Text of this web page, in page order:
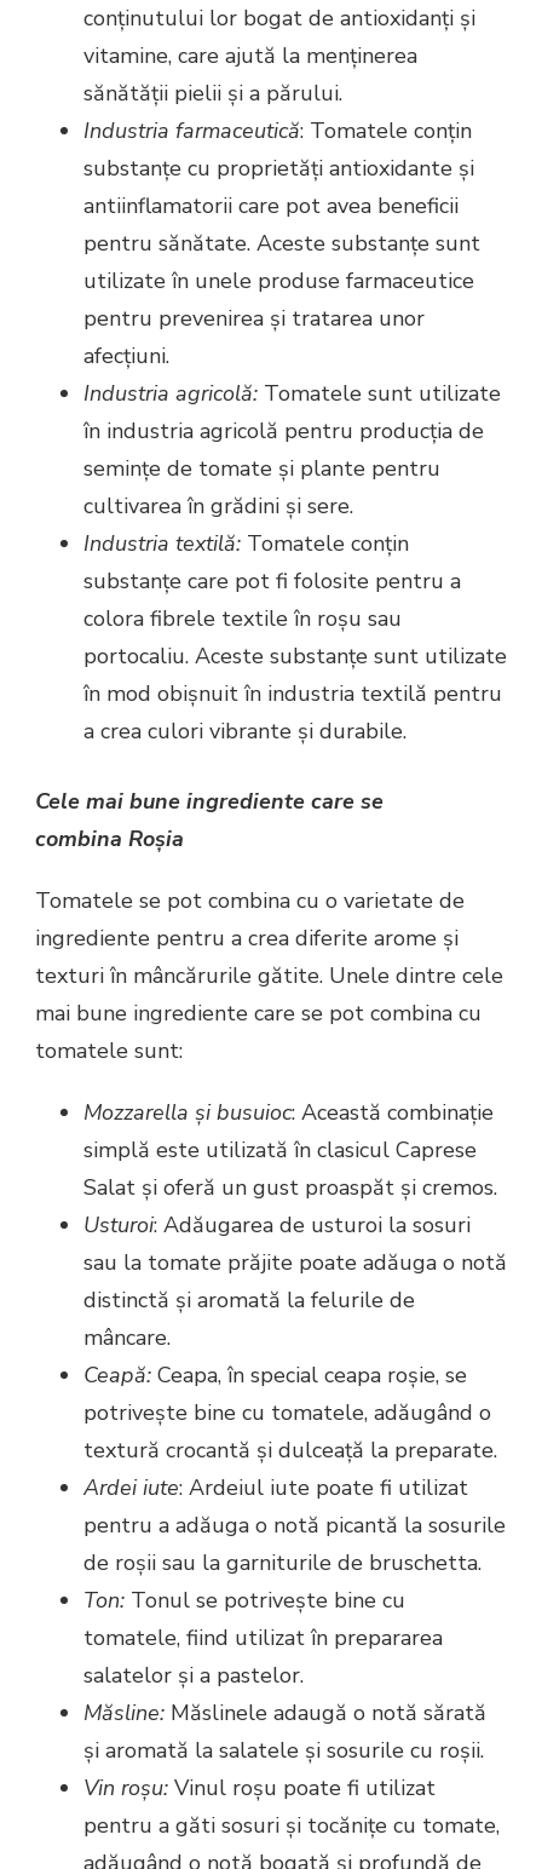
conținutului lor bogat de antioxidanți și
vitamine, care ajută la menținerea
sănătății pielii și a părului.
Industria farmaceutică: Tomatele conțin
substanțe cu proprietăți antioxidante și
antiinflamatorii care pot avea beneficii
pentru sănătate. Aceste substanțe sunt
utilizate în unele produse farmaceutice
pentru prevenirea și tratarea unor
afecțiuni.
Industria agricolă: Tomatele sunt utilizate
în industria agricolă pentru producția de
semințe de tomate și plante pentru
cultivarea în grădini și sere.
Industria textilă: Tomatele conțin
substanțe care pot fi folosite pentru a
colora fibrele textile în roșu sau
portocaliu. Aceste substanțe sunt utilizate
în mod obișnuit în industria textilă pentru
a crea culori vibrante și durabile.
Cele mai bune ingrediente care se
combina Roșia
Tomatele se pot combina cu o varietate de
ingrediente pentru a crea diferite arome și
texturi în mâncărurile gătite. Unele dintre cele
mai bune ingrediente care se pot combina cu
tomatele sunt:
Mozzarella și busuioc: Această combinație
simplă este utilizată în clasicul Caprese
Salat și oferă un gust proaspăt și cremos.
Usturoi: Adăugarea de usturoi la sosuri
sau la tomate prăjite poate adăuga o notă
distinctă și aromată la felurile de
mâncare.
Ceapă: Ceapa, în special ceapa roșie, se
potrivește bine cu tomatele, adăugând o
textură crocantă și dulceață la preparate.
Ardei iute: Ardeiul iute poate fi utilizat
pentru a adăuga o notă picantă la sosurile
de roșii sau la garniturile de bruschetta.
Ton: Tonul se potrivește bine cu
tomatele, fiind utilizat în prepararea
salatelor și a pastelor.
Măsline: Măslinele adaugă o notă sărată
și aromată la salatele și sosurile cu roșii.
Vin roșu: Vinul roșu poate fi utilizat
pentru a găti sosuri și tocănițe cu tomate,
adăugând o notă bogată și profundă de